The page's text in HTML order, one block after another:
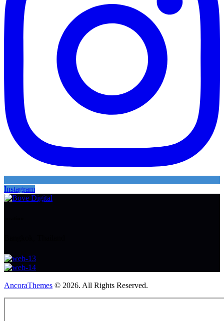
Instagram
AncoraThemes © 2026. All Rights Reserved.